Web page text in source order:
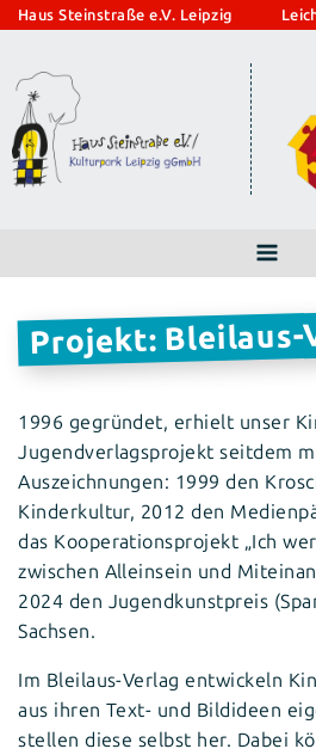
Zum
springen
Haus Steinstraße e.V. Leipzig
Projekt: Bleilaus-
1996 gegründet, erhielt unser
Jugendverlagsprojekt seitdem
Auszeichnungen: 1999 den
Kinderkultur, 2012 den
das Kooperationsprojekt „Ich
zwischen Alleinsein und
2024 den Jugendkunstpreis
Sachsen.
Im Bleilaus-Verlag entwickeln
aus ihren Text- und Bildideen
stellen diese selbst her. Dabei